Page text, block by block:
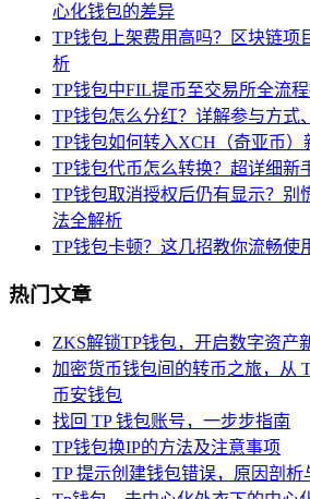
心化钱包的差异
TP钱包上架费用高吗？区块链项
析
TP钱包中FIL提币至交易所全流
TP钱包怎么分红？详解参与方式
TP钱包如何转入XCH（奇亚币）
TP钱包代币怎么转换？超详细新
TP钱包取消授权后仍有显示？别
法全解析
TP钱包卡顿？这几招教你流畅使
热门文章
ZKS解锁TP钱包，开启数字资产
加密货币钱包间的转币之旅，从
币安钱包
找回 TP 钱包账号，一步步指南
TP钱包换IP的方法及注意事项
TP 提示创建钱包错误，原因剖析